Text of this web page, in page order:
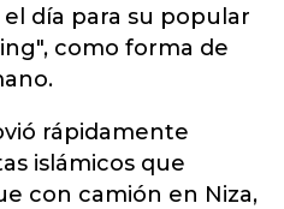
día para su popular
como forma de
rápidamente
islámicos que
con camión en Niza,